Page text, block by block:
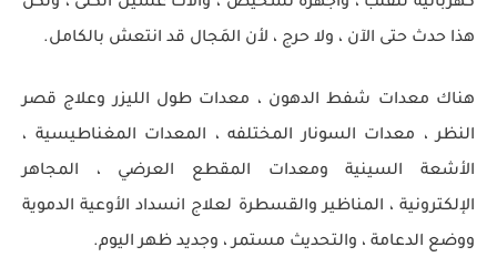
هذا حدث حتى الآن ، ولا حرج ، لأن المَجال قد انتعش بالكامل.
هناك معدات شفط الدهون ، معدات طول الليزر وعلاج قصر
النظر ، معدات السونار المختلفه ، المعدات المغناطيسية ،
الأشعة السينية ومعدات المقطع العرضي ، المجاهر
الإلكترونية ، المناظير والقسطرة لعلاج انسداد الأوعية الدموية
ووضع الدعامة ، والتحديث مستمر ، وجديد ظهر اليوم.